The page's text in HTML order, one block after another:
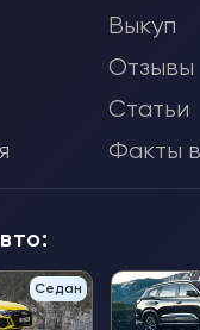
Выкуп
Отзывы
Статьи
Факты
Седан